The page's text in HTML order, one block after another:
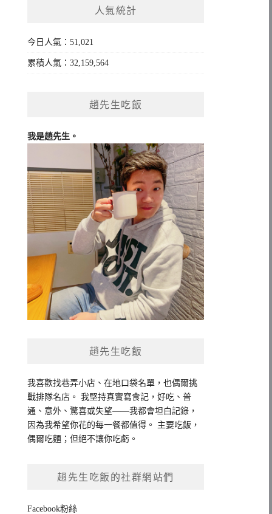
人氣統計
今日人氣：51,021
累積人氣：32,159,564
趙先生吃飯
我是趙先生。
趙先生吃飯
我喜歡找巷弄小店、在地口袋名單，也偶爾挑
戰排隊名店。 我堅持真實寫食記，好吃、普
通、意外、驚喜或失望——我都會坦白記錄，
因為我希望你花的每一餐都值得。 主要吃飯，
偶爾吃麵；但絕不讓你吃虧。
趙先生吃飯的社群網站們
Facebook粉絲